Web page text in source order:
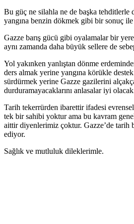
Bu güç ne silahla ne de başka tehditlerle
yangına benzin dökmek gibi bir sonuç
Gazze barış gücü gibi oyalamalar bir
aynı zamanda daha büyük sellere de
Yol yakınken yanlıştan dönme
ders almak yerine yangına körükle
sürdürmek yerine Gazze gazilerini
durduramayacaklarını anlasalar iyi
Tarih tekerrürden ibarettir ifadesi
tek bir sahibi yoktur ama bu kavram
aittir diyenlerimiz çoktur. Gazze’de tarih
ediyor.
Sağlık ve mutluluk dileklerimle.